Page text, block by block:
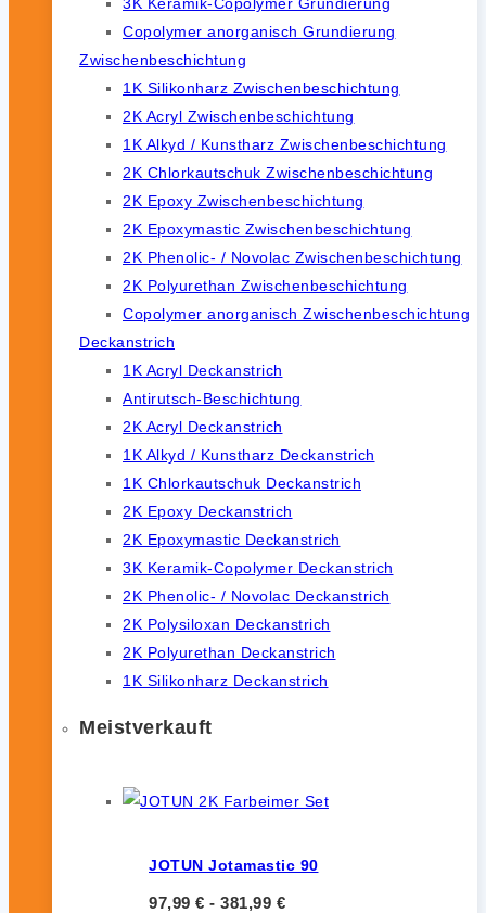
Copolymer anorganisch Grundierung
Zwischenbeschichtung
1K Silikonharz Zwischenbeschichtung
2K Acryl Zwischenbeschichtung
1K Alkyd / Kunstharz Zwischenbeschichtung
2K Chlorkautschuk Zwischenbeschichtung
2K Epoxy Zwischenbeschichtung
2K Epoxymastic Zwischenbeschichtung
2K Phenolic- / Novolac Zwischenbeschichtung
2K Polyurethan Zwischenbeschichtung
Copolymer anorganisch Zwischenbeschichtung
Deckanstrich
1K Acryl Deckanstrich
Antirutsch-Beschichtung
2K Acryl Deckanstrich
1K Alkyd / Kunstharz Deckanstrich
1K Chlorkautschuk Deckanstrich
2K Epoxy Deckanstrich
2K Epoxymastic Deckanstrich
3K Keramik-Copolymer Deckanstrich
2K Phenolic- / Novolac Deckanstrich
2K Polysiloxan Deckanstrich
2K Polyurethan Deckanstrich
1K Silikonharz Deckanstrich
Meistverkauft
JOTUN Jotamastic 90
97,99 € - 381,99 €